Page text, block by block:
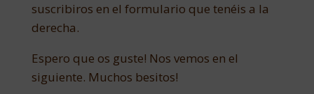
suscribiros en el formulario que tenéis a la
derecha.
Espero que os guste! Nos vemos en el
siguiente. Muchos besitos!